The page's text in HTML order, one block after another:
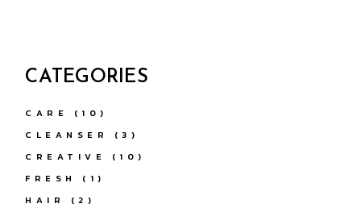
CATEGORIES
CARE
(10)
CLEANSER
(3)
CREATIVE
(10)
FRESH
(1)
HAIR
(2)